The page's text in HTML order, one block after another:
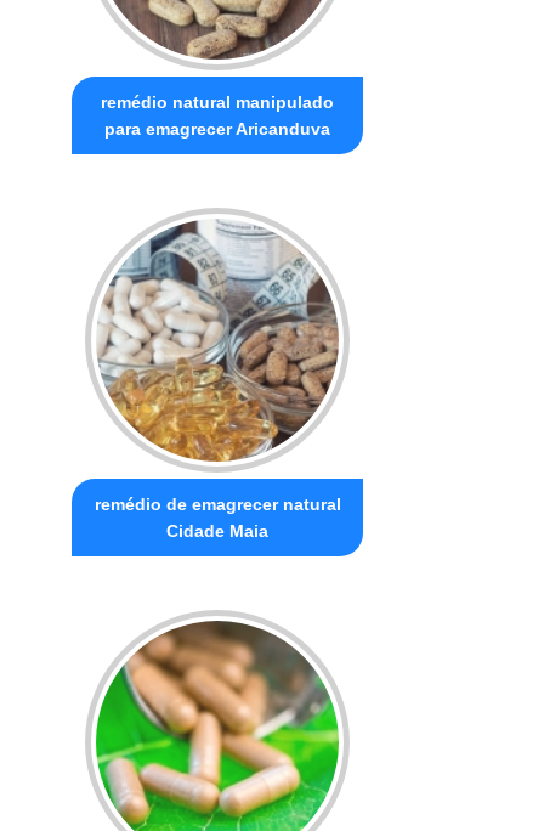
remédio natural manipulado
para emagrecer Aricanduva
remédio de emagrecer natural
Cidade Maia